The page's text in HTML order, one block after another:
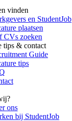
vinden
en StudentJob
plaatsen
CVs zoeken
tips & contact
Guide
tips
ons
bij StudentJob